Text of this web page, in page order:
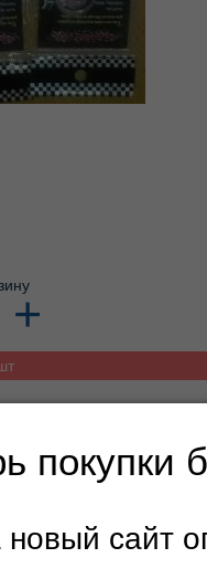
покупки
новый сайт
+